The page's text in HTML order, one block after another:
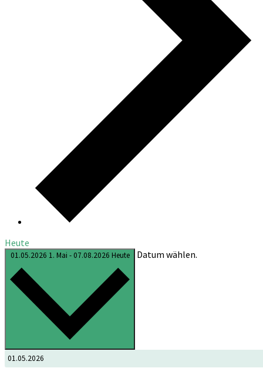
Heute
01.05.2026 1. Mai - 07.08.2026 Heute Datum wählen.